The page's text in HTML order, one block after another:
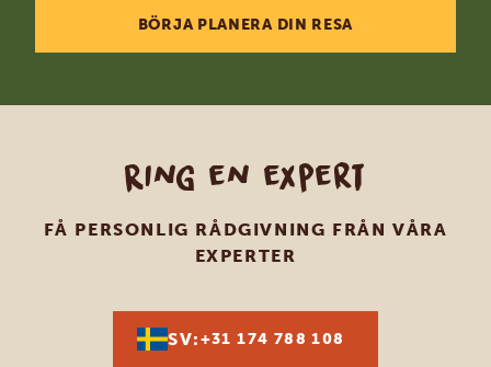
BÖRJA PLANERA DIN RESA
Ring en expert
FÅ PERSONLIG RÅDGIVNING FRÅN VÅRA
EXPERTER
SV:+31 174 788 108